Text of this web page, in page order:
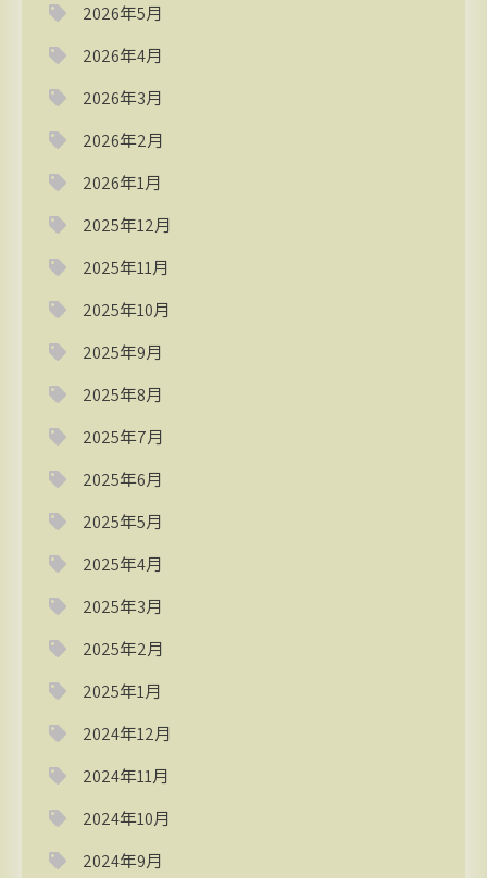
2026年5月
2026年4月
2026年3月
2026年2月
2026年1月
2025年12月
2025年11月
2025年10月
2025年9月
2025年8月
2025年7月
2025年6月
2025年5月
2025年4月
2025年3月
2025年2月
2025年1月
2024年12月
2024年11月
2024年10月
2024年9月